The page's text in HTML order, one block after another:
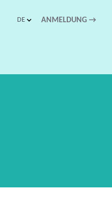
DE ANMELDUNG →